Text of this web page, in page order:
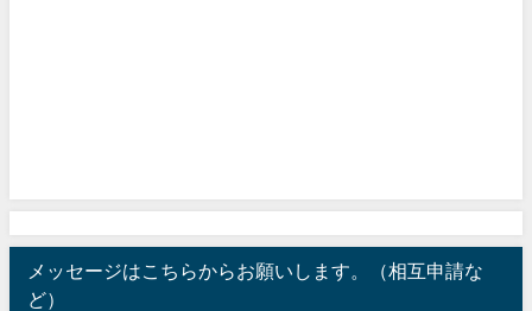
メッセージはこちらからお願いします。（相互申請な
ど）